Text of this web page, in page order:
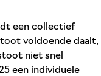
een collectief
voldoende daalt,
niet snel
een individuele